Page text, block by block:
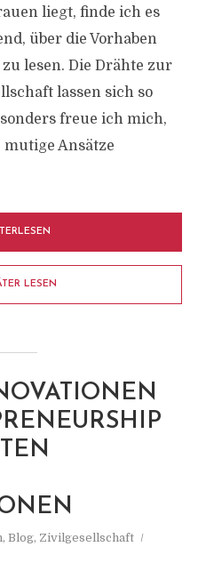
liegt, finde ich es
über die Vorhaben
lesen. Die Drähte zur
lassen sich so
freue ich mich,
Ansätze
LESEN
, Blog, Zivilgesellschaft